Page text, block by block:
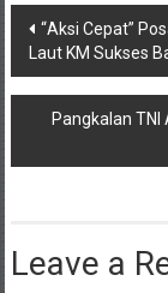
Post
navigation
“Aksi Cepat”
Laut KM Sukses
Pangkalan
Leave a